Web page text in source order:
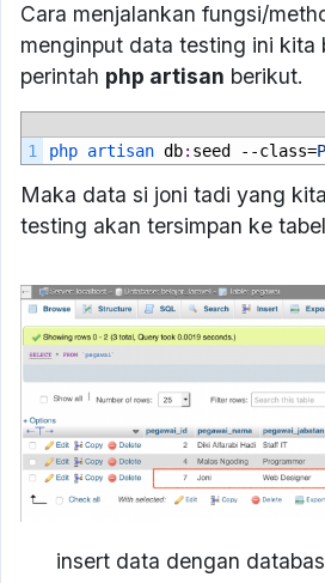
Cara menjalankan fungsi/
menginput data testing ini kita
perintah php artisan berikut.
1 php artisan db: seed --class=
Maka data si joni tadi yang
testing akan tersimpan ke
insert data dengan